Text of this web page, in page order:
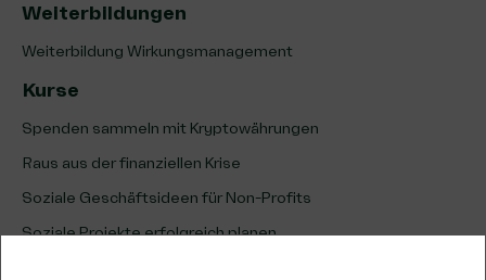
Weiterbildungen
Weiterbildung Wirkungsmanagement
Kurse
Spenden sammeln mit Kryptowährungen
Raus aus der finanziellen Krise
Soziale Geschäftsideen für Non-Profits
Soziale Projekte erfolgreich planen